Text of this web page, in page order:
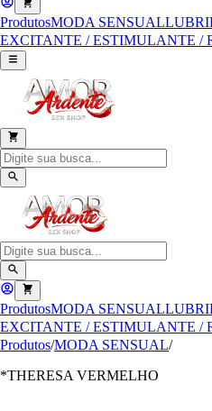
ProdutosMODA SENSUAL
EXCITANTE / ESTIMULANTE /
ProdutosMODA SENSUAL
EXCITANTE / ESTIMULANTE /
Produtos/MODA SENSUAL/
*THERESA VERMELHO